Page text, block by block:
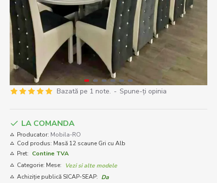
Bazată pe 1 note. - Spune-ţi opinia
LA COMANDA
Producator: Mobila-RO
Cod produs: Masă 12 scaune Gri cu Alb
Pret: Contine TVA
Categorie: Mese:
Vezi si alte modele
Achiziție publică SICAP-SEAP: Da